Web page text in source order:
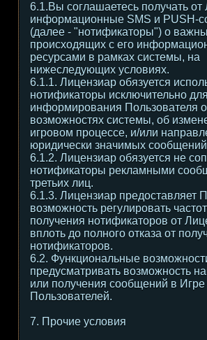
6.1.Вы соглашаетесь получать от
информационные SMS и PUSH-
(далее - "нотификаторы") о
происходящих с его
ресурсами в рамках системы, на
нижеследующих условиях.
6.1.1. Лицензиар обязуется
нотификаторы исключительно для
информирования Пользователя о
возможностях системы, об
игровом процессе, и/или
юридически значимых
6.1.2. Лицензиар обязуется не
нотификаторы рекламными
третьих лиц.
6.1.3. Лицензиар предоставляет
возможность регулировать
получения нотификаторов от
вплоть до полного отказа от
нотификаторов.
6.2. Функциональные
предусматривать возможность
или получения сообщений в
Пользователей.
7. Прочие условия